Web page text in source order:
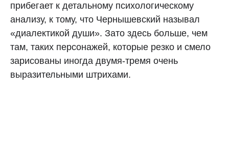
прибегает к детальному психологическому
анализу, к тому, что Чернышевский называл
«диалектикой души». Зато здесь больше, чем
там, таких персонажей, которые резко и смело
зарисованы иногда двумя-тремя очень
выразительными штрихами.